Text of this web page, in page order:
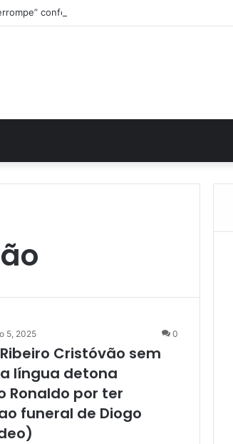
confessionário
5, 2025 0
Cristóvão sem
língua detona
Ronaldo por ter
funeral de Diogo